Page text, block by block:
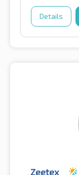
Details
Zeetex